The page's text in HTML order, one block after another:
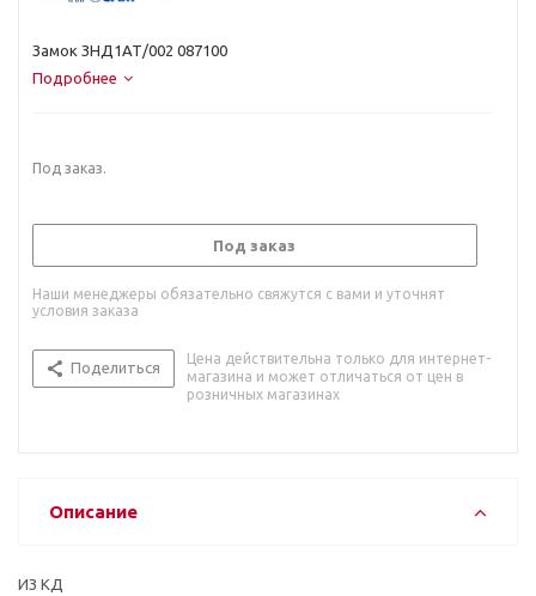
Замок ЗНД1АТ/002 087100
Подробнее
Под заказ.
Под заказ
Наши менеджеры обязательно свяжутся с вами и уточнят
условия заказа
Поделиться
Цена действительна только для интернет-
магазина и может отличаться от цен в
розничных магазинах
Описание
ИЗ КД